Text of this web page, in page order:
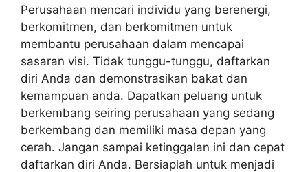
Perusahaan mencari individu yang berenergi,
berkomitmen, dan berkomitmen untuk
membantu perusahaan dalam mencapai
sasaran visi. Tidak tunggu-tunggu, daftarkan
diri Anda dan demonstrasikan bakat dan
kemampuan anda. Dapatkan peluang untuk
berkembang seiring perusahaan yang sedang
berkembang dan memiliki masa depan yang
cerah. Jangan sampai ketinggalan ini dan cepat
daftarkan diri Anda. Bersiaplah untuk menjadi